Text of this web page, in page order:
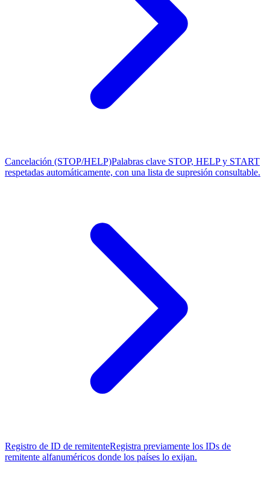
Cancelación (STOP/HELP)Palabras clave STOP, HELP y START
respetadas automáticamente, con una lista de supresión consultable.
Registro de ID de remitenteRegistra previamente los IDs de
remitente alfanuméricos donde los países lo exijan.